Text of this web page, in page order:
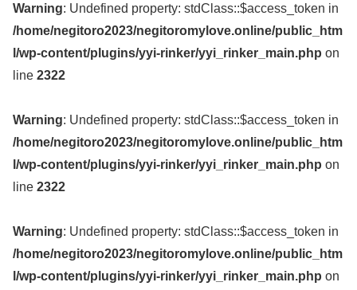
Warning : Undefined property: stdClass::$access_token in
/home/negitoro2023/negitoromylove.online/public_htm
l/wp-content/plugins/yyi-rinker/yyi_rinker_main.php on
line 2322
Warning : Undefined property: stdClass::$access_token in
/home/negitoro2023/negitoromylove.online/public_htm
l/wp-content/plugins/yyi-rinker/yyi_rinker_main.php on
line 2322
Warning : Undefined property: stdClass::$access_token in
/home/negitoro2023/negitoromylove.online/public_htm
l/wp-content/plugins/yyi-rinker/yyi_rinker_main.php on